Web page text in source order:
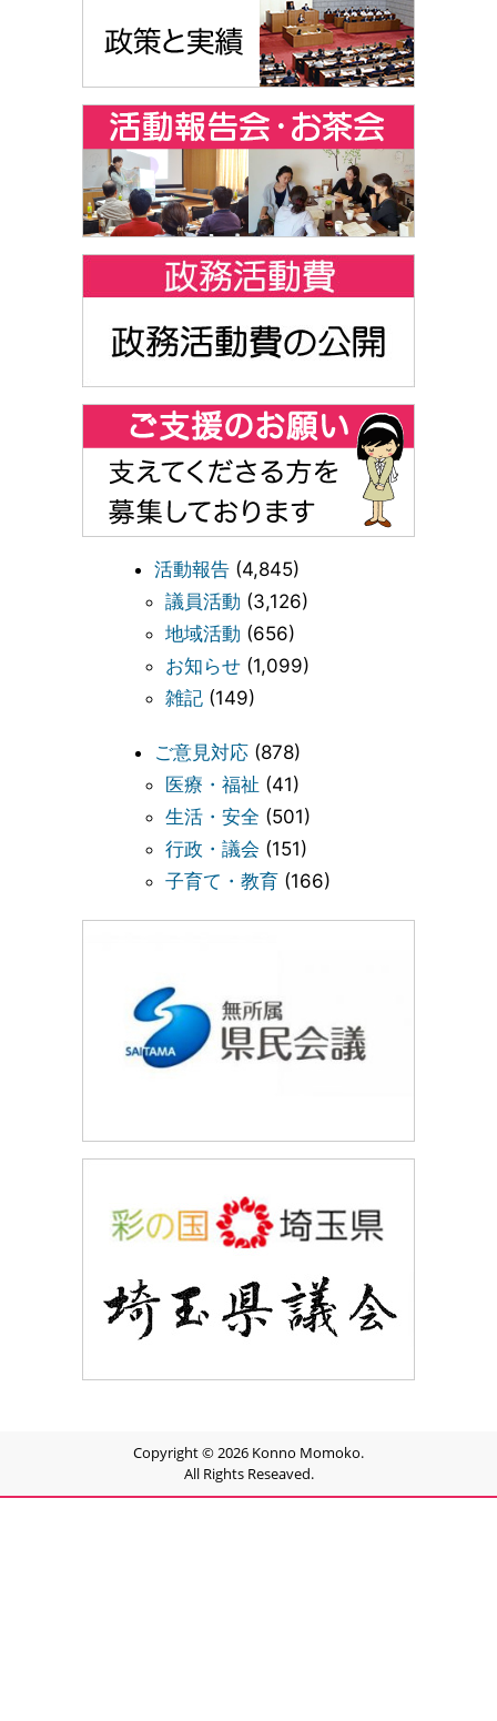
活動報告 (4,845)
議員活動 (3,126)
地域活動 (656)
お知らせ (1,099)
雑記 (149)
ご意見対応 (878)
医療・福祉 (41)
生活・安全 (501)
行政・議会 (151)
子育て・教育 (166)
Copyright © 2026 Konno Momoko.
All Rights Reseaved.